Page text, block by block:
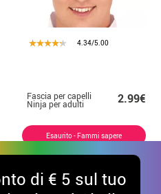
4.34/5.00
Fascia per capelli
Ninja per adulti 2.99€
Esaurito - Fammi sapere
di € 5 sul tuo